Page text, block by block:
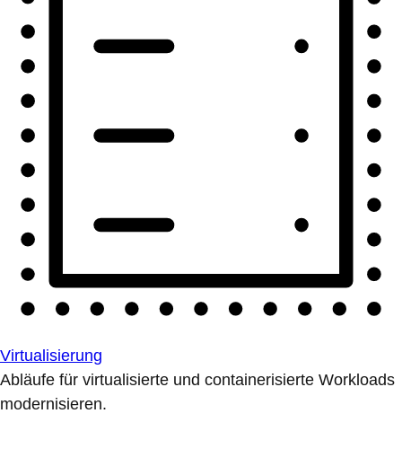
Virtualisierung
Abläufe für virtualisierte und containerisierte Workloads
modernisieren.